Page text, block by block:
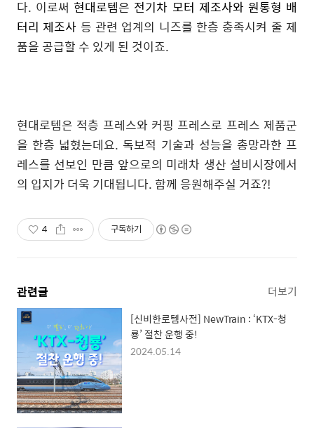
다. 이로써 현대로템은 전기차 모터 제조사와 원통형 배
터리 제조사 등 관련 업계의 니즈를 한층 충족시켜 줄 제
품을 공급할 수 있게 된 것이죠.
현대로템은 적층 프레스와 커핑 프레스로 프레스 제품군
을 한층 넓혔는데요. 독보적 기술과 성능을 총망라한 프
레스를 선보인 만큼 앞으로의 미래차 생산 설비시장에서
의 입지가 더욱 기대됩니다. 함께 응원해주실 거죠?!
4 구독하기
관련글 더보기
[신비한로템사전] NewTrain : ‘KTX-청
룡’ 절찬 운행 중!
2024.05.14